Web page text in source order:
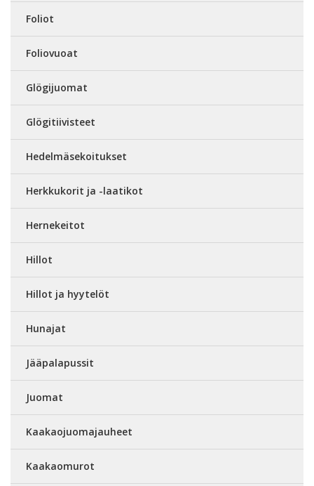
Foliot
Foliovuoat
Glögijuomat
Glögitiivisteet
Hedelmäsekoitukset
Herkkukorit ja -laatikot
Hernekeitot
Hillot
Hillot ja hyytelöt
Hunajat
Jääpalapussit
Juomat
Kaakaojuomajauheet
Kaakaomurot